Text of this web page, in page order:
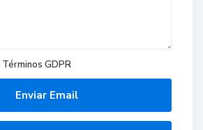
Términos GDPR